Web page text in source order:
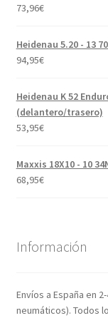
73,96€
Heidenau 5.20 - 13
94,95€
Heidenau K 52
(delantero/trasero)
53,95€
Maxxis 18X10 - 10
68,95€
Información
Envíos a España en
neumáticos). Todos